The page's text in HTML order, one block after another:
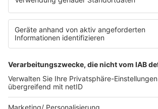
KI-Leitlinie
Die neuesten Updates für